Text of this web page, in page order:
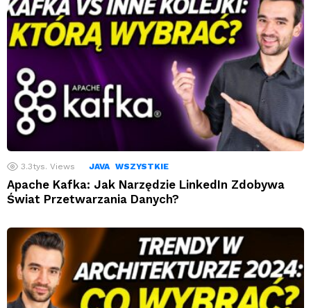
3.3tys. Views JAVA WSZYSTKIE
Apache Kafka: Jak Narzędzie LinkedIn Zdobywa
Świat Przetwarzania Danych?